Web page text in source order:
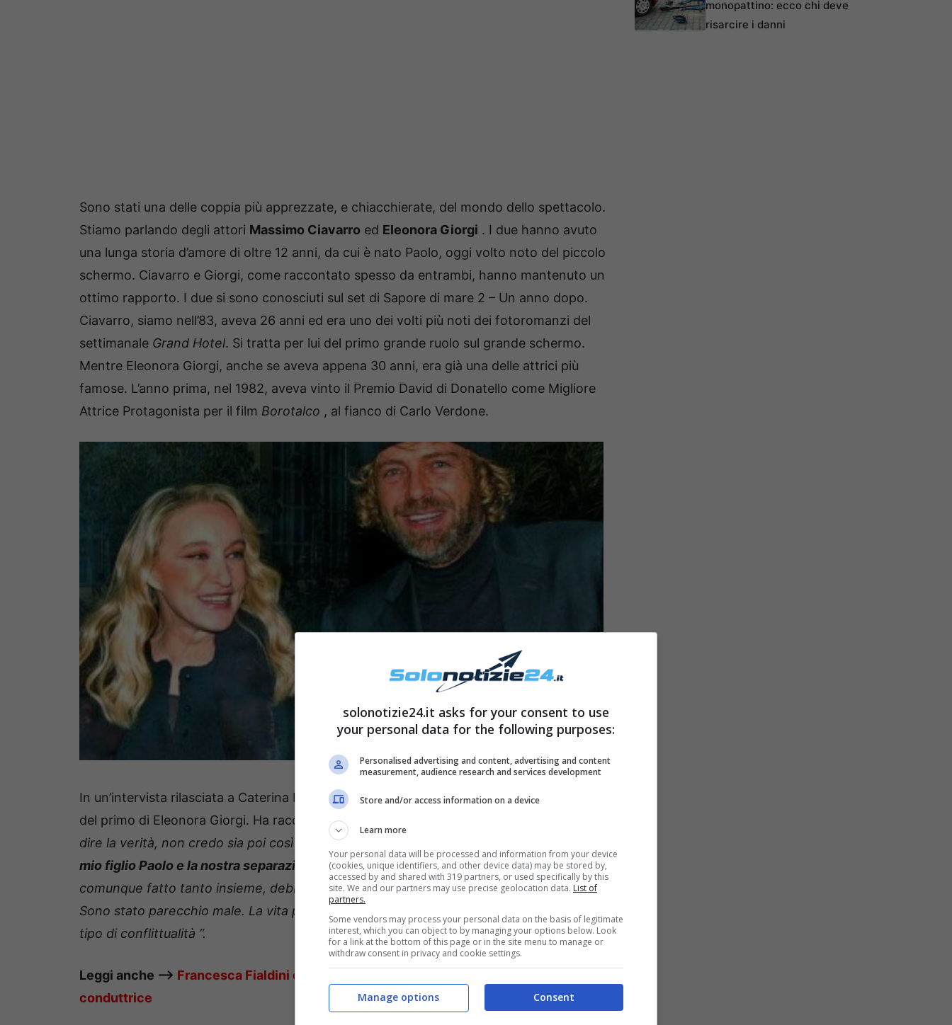
Sono stati una delle coppia più apprezzate, e chiacchierate, del mondo dello spettacolo.
Stiamo parlando degli attori Massimo Ciavarro ed Eleonora Giorgi . I due hanno avuto
una lunga storia d’amore di oltre 12 anni, da cui è nato Paolo, oggi volto noto del piccolo
schermo. Ciavarro e Giorgi, come raccontato spesso da entrambi, hanno mantenuto un
ottimo rapporto. I due si sono conosciuti sul set di Sapore di mare 2 – Un anno dopo.
Ciavarro, siamo nell’83, aveva 26 anni ed era uno dei volti più noti dei fotoromanzi del
settimanale Grand Hotel. Si tratta per lui del primo grande ruolo sul grande schermo.
Mentre Eleonora Giorgi, anche se aveva appena 30 anni, era già una delle attrici più
famose. L’anno prima, nel 1982, aveva vinto il Premio David di Donatello come Migliore
Attrice Protagonista per il film Borotalco , al fianco di Carlo Verdone.
In un’intervista rilasciata a Caterina Balivo a Vieni da me, Massimo Ciavarro ha parlato
del primo di Eleonora Giorgi. Ha raccontato: ”
dire la verità, non credo sia poi così tanto dal mio punto di vista.
mio figlio Paolo e la nostra separazione è stata molto dolorosa . Dolorosa perché
comunque fatto tanto insieme, debbo dire che ci ho messo del tempo per riprendermi.
Sono stato parecchio male. La vita però va avanti, grazie al cielo non abbiamo nessun
tipo di conflittualità “.
Leggi anche —–> Francesca Fialdini curiosità: in cosa è laureata la splendida
conduttrice
monopattino: ecco chi deve
risarcire i danni
solonotizie24.it asks for your consent to use
your personal data for the following purposes:
Personalised advertising and content, advertising and content
measurement, audience research and services development
Store and/or access information on a device
Learn more
Your personal data will be processed and information from your device
(cookies, unique identifiers, and other device data) may be stored by,
accessed by and shared with 319 partners, or used specifically by this
site. We and our partners may use precise geolocation data. List of
partners.
Some vendors may process your personal data on the basis of legitimate
interest, which you can object to by managing your options below. Look
for a link at the bottom of this page or in the site menu to manage or
withdraw consent in privacy and cookie settings.
Consent
Manage options